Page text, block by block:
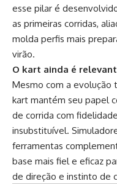
esse pilar é
as primeiras corridas,
molda perfis mais
virão.
O kart ainda é
Mesmo com a evolução
kart mantém seu papel
de corrida com
insubstituível.
ferramentas
base mais fiel e eficaz
de direção e instinto de